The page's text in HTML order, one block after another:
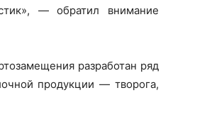
— обратил внимание
разработан ряд
продукции — творога,